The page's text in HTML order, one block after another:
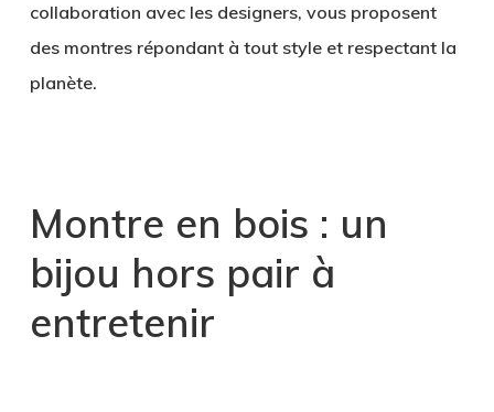
collaboration avec les designers, vous proposent
des montres répondant à tout style et respectant la
planète.
Montre en bois : un
bijou hors pair à
entretenir